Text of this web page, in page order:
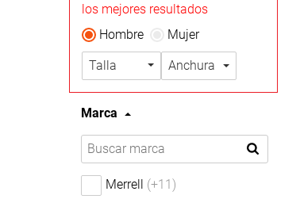
los mejores resultados
Hombre
Mujer
Talla Anchura
Marca
Merrell (+11)